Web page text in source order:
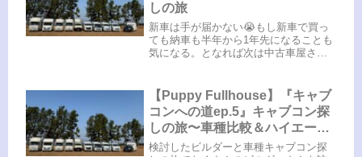
しの旅
新車は手が届かない😭もし新車で買っ
ても納車も半年から1年先になることも
気になる。となれば次は中古車屋さん
車だけでなく中古車も探してみる新車
はとても手が届かないと思い知らさ
れ...
【Puppy Fullhouse】『キャブ
コンへの道ep.5』キャブコン探
しの旅〜車種比較＆ハイエース
査定〜
検討したビルダーと車種キャブコン探